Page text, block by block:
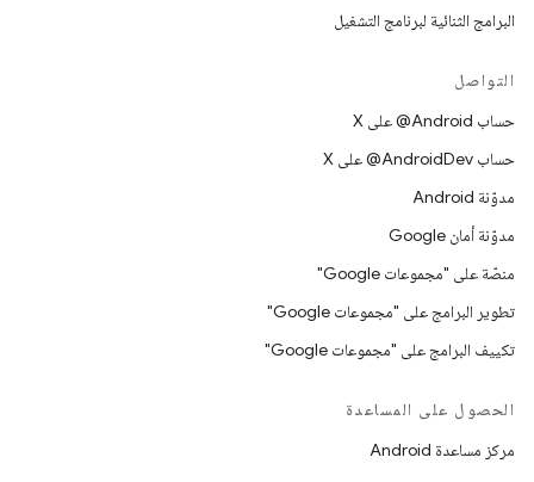
البرامج الثنائية لبرنامج التشغيل
التواصل
حساب ‎@Android على X
حساب ‎@AndroidDev على X
مدوّنة Android
مدوّنة أمان Google
منصّة على "مجموعات Google"
تطوير البرامج على "مجموعات Google"
تكييف البرامج على "مجموعات Google"
الحصول على المساعدة
مركز مساعدة Android